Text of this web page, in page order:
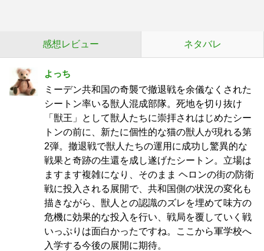
感想レビュー ネタバレ
よっち
ミーデン共和国の奇襲で撤退戦を余儀なくされた
シートン率いる獣人混成部隊。死地を切り抜け
「獣王」として獣人たちに崇拝されはじめたシー
トンの前に、新たに個性的な猫の獣人が現れる第
2弾。撤退戦で獣人たちの運用に成功し驚異的な
戦果と奇跡の生還を成し遂げたシートン。立場は
ますます複雑になり、そのまま ヘロンの街の防衛
戦に投入される展開で、共和国側の状況の変化も
描きながら、獣人との認識のズレを埋めて味方の
危機に効果的な投入を行い、戦局を覆していく戦
いっぷりは面白かったですね。ここから軍学校へ
入学する今後の展開に期待。